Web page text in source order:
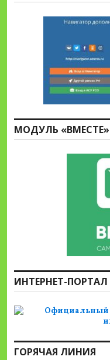
МОДУЛЬ «ВМЕСТЕ»
ИНТЕРНЕТ-
ГОРЯЧАЯ ЛИНИЯ